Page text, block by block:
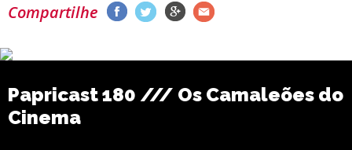
Compartilhe
Papricast 180 /// Os Camaleões do
Cinema